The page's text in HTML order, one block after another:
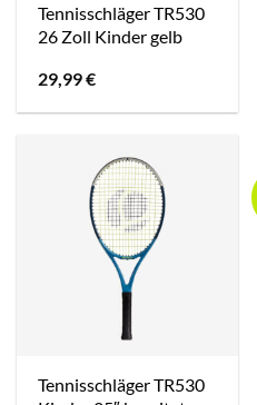
Tennisschläger TR530
26 Zoll Kinder gelb
29,99€
Tennisschläger TR530